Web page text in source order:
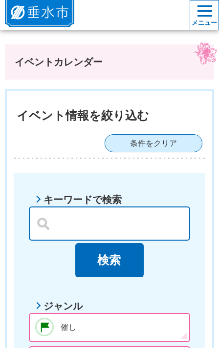
垂水市
メニュー
イベントカレンダー
イベント情報を絞り込む
条件をクリア
キーワードで検索
ジャンル
催し